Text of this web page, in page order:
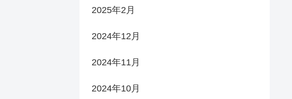
2025年2月
2024年12月
2024年11月
2024年10月